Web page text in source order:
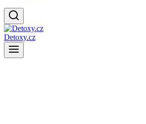
Detoxy.cz